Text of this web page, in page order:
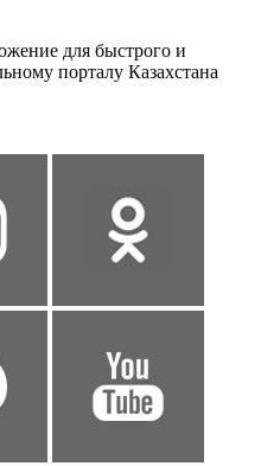
для быстрого и
порталу Казахстана